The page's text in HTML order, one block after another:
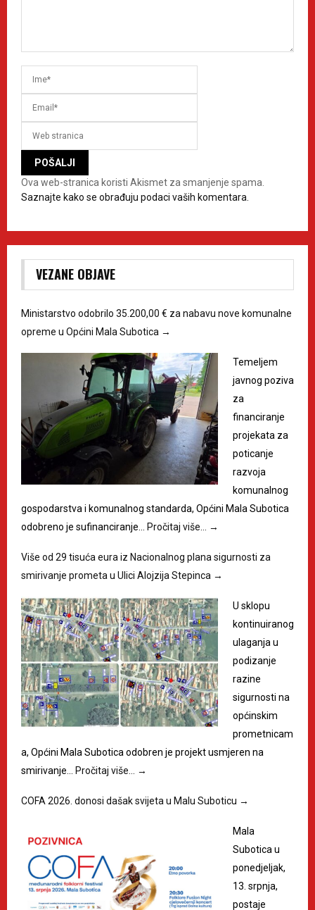
Ova web-stranica koristi Akismet za smanjenje spama.
Saznajte kako se obrađuju podaci vaših komentara.
VEZANE OBJAVE
Ministarstvo odobrilo 35.200,00 € za nabavu nove komunalne
opreme u Općini Mala Subotica →
Temeljem
javnog poziva
za
financiranje
projekata za
poticanje
razvoja
komunalnog
gospodarstva i komunalnog standarda, Općini Mala Subotica
odobreno je sufinanciranje… Pročitaj više… →
Više od 29 tisuća eura iz Nacionalnog plana sigurnosti za
smirivanje prometa u Ulici Alojzija Stepinca →
U sklopu
kontinuiranog
ulaganja u
podizanje
razine
sigurnosti na
općinskim
prometnicam
a, Općini Mala Subotica odobren je projekt usmjeren na
smirivanje… Pročitaj više… →
COFA 2026. donosi dašak svijeta u Malu Suboticu →
Mala
Subotica u
ponedjeljak,
13. srpnja,
postaje